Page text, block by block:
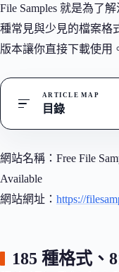
File Samples 就是為了
種常見與少見的檔案格
版本讓你直接下載使用
ARTICLE MAP
目錄
網站名稱：Free File
Available
網站網址： https://
185 種格式、